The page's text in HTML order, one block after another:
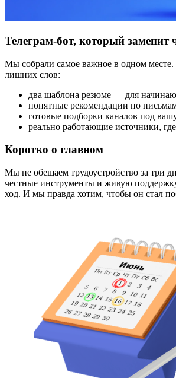
Телеграм-бот, который заменит
Мы собрали самое важное в одном месте.
лишних слов:
два шаблона резюме — для
понятные рекомендации по
готовые подборки каналов под
реально работающие источники,
Коротко о главном
Мы не обещаем трудоустройство за три
честные инструменты и живую
ход. И мы правда хотим, чтобы он стал